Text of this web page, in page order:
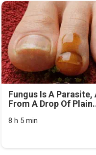
Fungus Is A Parasite,
From A Drop Of
8 h 5 min